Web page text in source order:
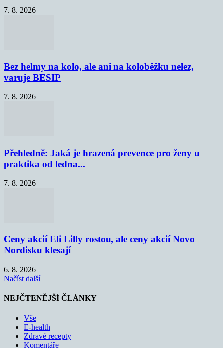
7. 8. 2026
Bez helmy na kolo, ale ani na koloběžku nelez,
varuje BESIP
7. 8. 2026
Přehledně: Jaká je hrazená prevence pro ženy u
praktika od ledna...
7. 8. 2026
Ceny akcií Eli Lilly rostou, ale ceny akcií Novo
Nordisku klesají
6. 8. 2026
Načíst další
NEJČTENĚJŠÍ ČLÁNKY
Vše
E-health
Zdravé recepty
Komentáře